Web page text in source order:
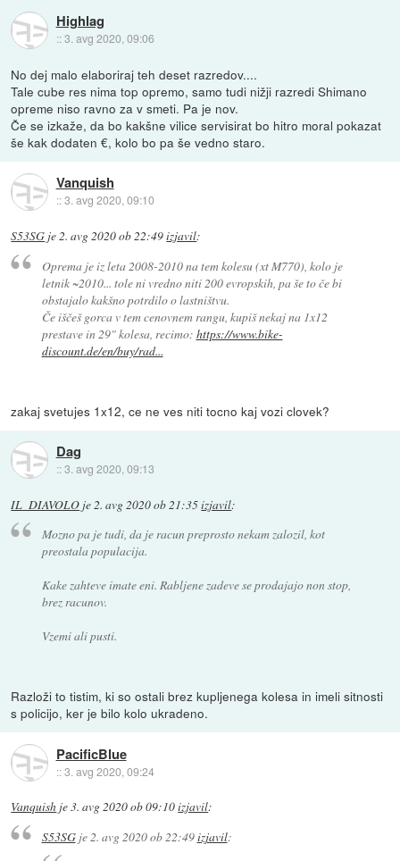
Highlag
::3. avg 2020, 09:06
No dej malo elaboriraj teh deset razredov....
Tale cube res nima top opremo, samo tudi nižji razredi Shimano
opreme niso ravno za v smeti. Pa je nov.
Če se izkaže, da bo kakšne vilice servisirat bo hitro moral pokazat
še kak dodaten €, kolo bo pa še vedno staro.
Vanquish
::3. avg 2020, 09:10
S53SG je2. avg 2020 ob 22:49izjavil:
Oprema je iz leta 2008-2010 na tem kolesu (xt M770), kolo je
letnik ~2010... tole ni vredno niti 200 evropskih, pa še to če bi
obstajalo kakšno potrdilo o lastništvu.
Če iščeš gorca v tem cenovnem rangu, kupiš nekaj na 1x12
prestave in 29" kolesa, recimo: https://www.bike-
discount.de/en/buy/rad...
zakaj svetujes 1x12, ce ne ves niti tocno kaj vozi clovek?
Dag
::3. avg 2020, 09:13
IL_DIAVOLO je2. avg 2020 ob 21:35izjavil:
Mozno pa je tudi, da je racun preprosto nekam zalozil, kot
preostala populacija.
Kake zahteve imate eni. Rabljene zadeve se prodajajo non stop,
brez racunov.
Vzemi ali pusti.
Razloži to tistim, ki so ostali brez kupljenega kolesa in imeli sitnosti
s policijo, ker je bilo kolo ukradeno.
PacificBlue
::3. avg 2020, 09:24
Vanquish je3. avg 2020 ob 09:10izjavil:
S53SGje 2. avg 2020 ob 22:49izjavil: